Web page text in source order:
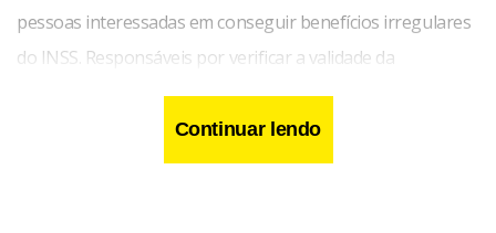
pessoas interessadas em conseguir benefícios irregulares
do INSS. Responsáveis por verificar a validade da
concessão de aposentadorias e pensões, os peritos
reivindicam melhorias na segurança no trabalho e alegam
que são constantemente agredidos por segurados
Continuar lendo